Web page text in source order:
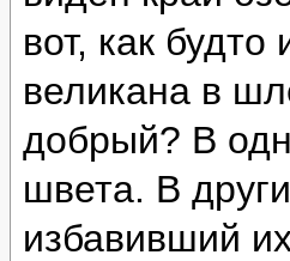
вот, как
великана в
добрый? В
швета. В
избавивший